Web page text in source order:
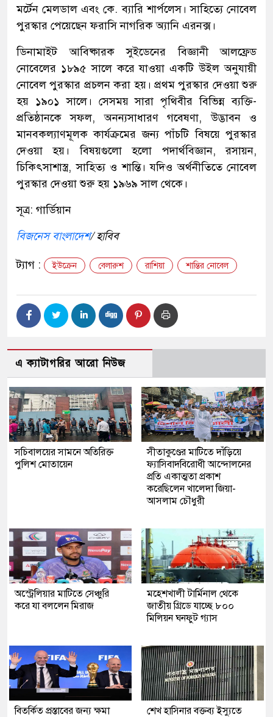
মর্টেন মেলডাল এবং কে. ব্যারি শার্পলেস। সাহিত্যে নোবেল
পুরস্কার পেয়েছেন ফরাসি নাগরিক অ্যানি এরনক্স।
ডিনামাইট আবিষ্কারক সুইডেনের বিজ্ঞানী আলফ্রেড
নোবেলের ১৮৯৫ সালে করে যাওয়া একটি উইল অনুযায়ী
নোবেল পুরস্কার প্রচলন করা হয়। প্রথম পুরস্কার দেওয়া শুরু
হয় ১৯০১ সালে। সেসময় সারা পৃথিবীর বিভিন্ন ব্যক্তি-
প্রতিষ্ঠানকে সফল, অনন্যসাধারণ গবেষণা, উদ্ভাবন ও
মানবকল্যাণমূলক কার্যক্রমের জন্য পাঁচটি বিষয়ে পুরস্কার
দেওয়া হয়। বিষয়গুলো হলো পদার্থবিজ্ঞান, রসায়ন,
চিকিৎসাশাস্ত্র, সাহিত্য ও শান্তি। যদিও অর্থনীতিতে নোবেল
পুরস্কার দেওয়া শুরু হয় ১৯৬৯ সাল থেকে।
সূত্র: গার্ডিয়ান
বিজনেস বাংলাদেশ/ হাবিব
ট্যাগ : ইউক্রেন বেলারুশ রাশিয়া শান্তির নোবেল
এ ক্যাটাগরির আরো নিউজ
সচিবালয়ের সামনে অতিরিক্ত
পুলিশ মোতায়েন
সীতাকুণ্ডের মাটিতে দাঁড়িয়ে
ফ্যাসিবাদবিরোধী আন্দোলনের
প্রতি একাত্মতা প্রকাশ
করেছিলেন খালেদা জিয়া-
আসলাম চৌধুরী
অস্ট্রেলিয়ার মাটিতে সেঞ্চুরি
করে যা বললেন মিরাজ
মহেশখালী টার্মিনাল থেকে
জাতীয় গ্রিডে যাচ্ছে ৮০০
মিলিয়ন ঘনফুট গ্যাস
বিতর্কিত প্রস্তাবের জন্য ক্ষমা
শেখ হাসিনার বক্তব্য ইস্যুতে